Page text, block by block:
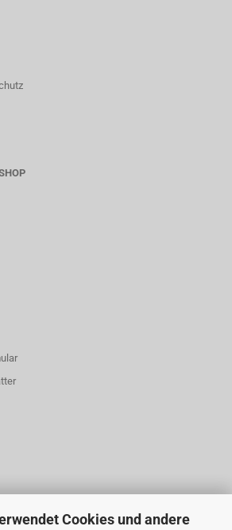
Cookies und andere